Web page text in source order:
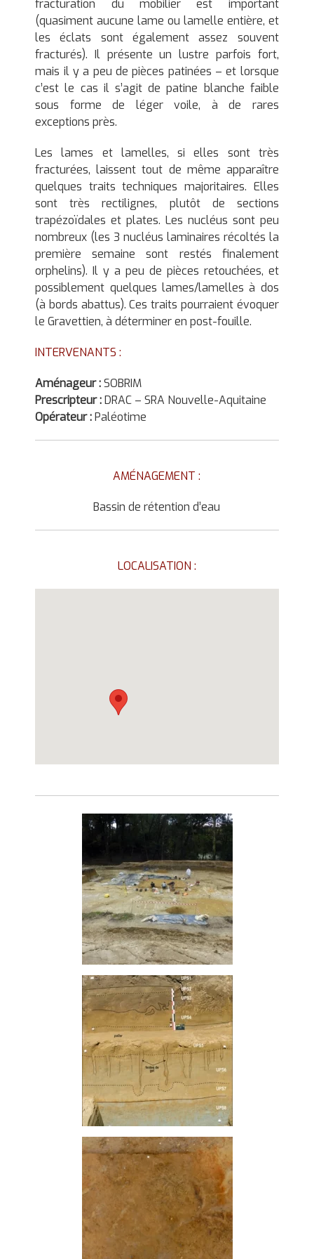
fracturation du mobilier est important
(quasiment aucune lame ou lamelle entière, et
les éclats sont également assez souvent
fracturés). Il présente un lustre parfois fort,
mais il y a peu de pièces patinées – et lorsque
c’est le cas il s’agit de patine blanche faible
sous forme de léger voile, à de rares
exceptions près.
Les lames et lamelles, si elles sont très
fracturées, laissent tout de même apparaître
quelques traits techniques majoritaires. Elles
sont très rectilignes, plutôt de sections
trapézoïdales et plates. Les nucléus sont peu
nombreux (les 3 nucléus laminaires récoltés la
première semaine sont restés finalement
orphelins). Il y a peu de pièces retouchées, et
possiblement quelques lames/lamelles à dos
(à bords abattus). Ces traits pourraient évoquer
le Gravettien, à déterminer en post-fouille.
INTERVENANTS :
Aménageur :SOBRIM
Prescripteur :DRAC – SRA Nouvelle-Aquitaine
Opérateur :Paléotime
AMÉNAGEMENT :
Bassin de rétention d’eau
LOCALISATION :
Figure 1 : vue (vers le sud) de la
partie ouest de l’emprise et des
FM1 (premier plan) et FM2 en
cours de fouille © Paléotime
Figure 2 : stratigraphie sur la
coupe 2 (bord d'emprise nord)
© Paléotime